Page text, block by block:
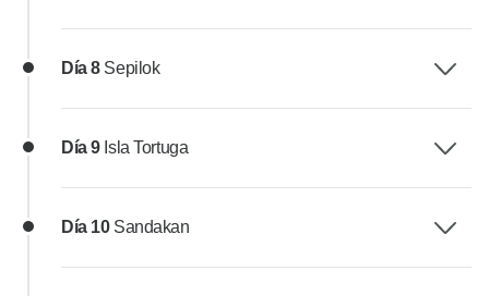
Día 8 Sepilok
Día 9 Isla Tortuga
Día 10 Sandakan